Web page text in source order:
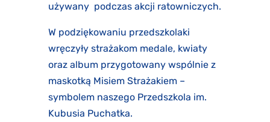
używany podczas akcji ratowniczych.
W podziękowaniu przedszkolaki
wręczyły strażakom medale, kwiaty
oraz album przygotowany wspólnie z
maskotką Misiem Strażakiem –
symbolem naszego Przedszkola im.
Kubusia Puchatka.